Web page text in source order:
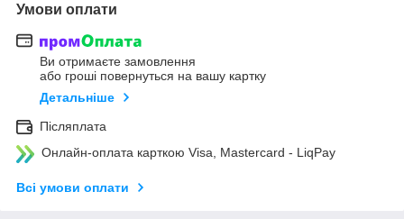
Умови оплати
Ви отримаєте замовлення
або гроші повернуться на вашу картку
Детальніше
Післяплата
Онлайн-оплата карткою Visa, Mastercard - LiqPay
Всі умови оплати